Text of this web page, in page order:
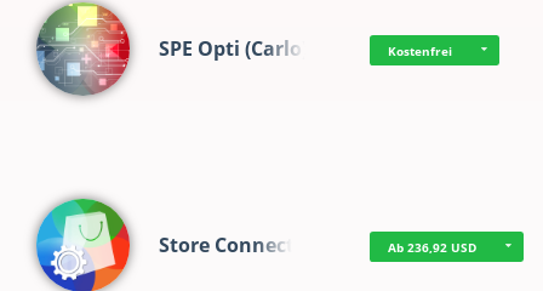
SPE Opti (Carlo) Kostenfrei
Store Connect Ab 236,92 USD